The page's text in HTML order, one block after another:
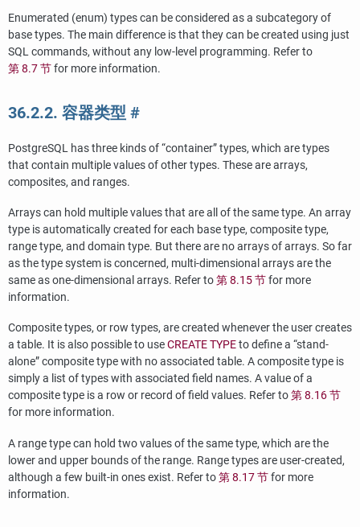
Enumerated (enum) types can be considered as a subcategory of
base types. The main difference is that they can be created using just
SQLcommands, without any low-level programming. Refer to
第 8.7 节for more information.
36.2.2. 容器类型 #
PostgreSQL has three kinds of“container”types, which are types
that contain multiple values of other types. These are arrays,
composites, and ranges.
Arrays can hold multiple values that are all of the same type. An array
type is automatically created for each base type, composite type,
range type, and domain type. But there are no arrays of arrays. So far
as the type system is concerned, multi-dimensional arrays are the
same as one-dimensional arrays. Refer to第 8.15 节for more
information.
Composite types, or row types, are created whenever the user creates
a table. It is also possible to useCREATE TYPEto define a “stand-
alone”composite type with no associated table. A composite type is
simply a list of types with associated field names. A value of a
composite type is a row or record of field values. Refer to第 8.16 节
for more information.
A range type can hold two values of the same type, which are the
lower and upper bounds of the range. Range types are user-created,
although a few built-in ones exist. Refer to第 8.17 节for more
information.